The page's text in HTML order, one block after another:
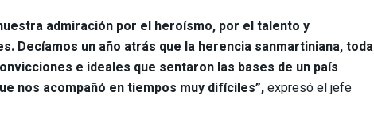
admiración por el heroísmo, por el talento y
Decíamos un año atrás que la herencia sanmartiniana,
e ideales que sentaron las bases de un país
nos acompañó en tiempos muy difíciles”,expresó el jefe